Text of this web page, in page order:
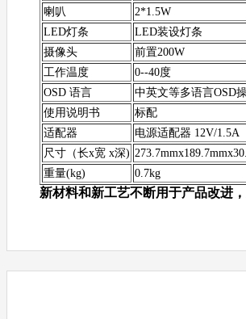
喇叭
2*1.5W
LED灯条
LED装设灯条
摄像头
前置200W
工作温度
0--40度
OSD 语言
中英文等多语言OSD
使用说明书
标配
适配器
电源适配器 12V/1.5A
尺寸（长x宽 x深)
重量(kg)
0.7kg
新材料和新工艺不断用于产品改进